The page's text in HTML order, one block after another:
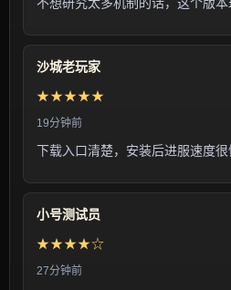
沙城老玩家
★★★★★
19分钟前
下载入口清楚，安装后进服速度很
小号测试员
★★★★☆
27分钟前